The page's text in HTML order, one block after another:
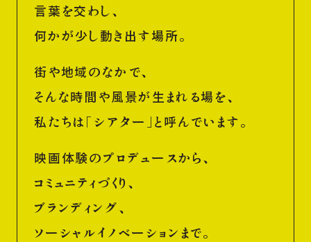
言葉を交わし、
何かが少し動き出す場所。
街や地域のなかで、
そんな時間や風景が生まれる場を、
私たちは「シアター」と呼んでいます。
映画体験のプロデュースから、
コミュニティづくり、
ブランディング、
ソーシャルイノベーションまで。